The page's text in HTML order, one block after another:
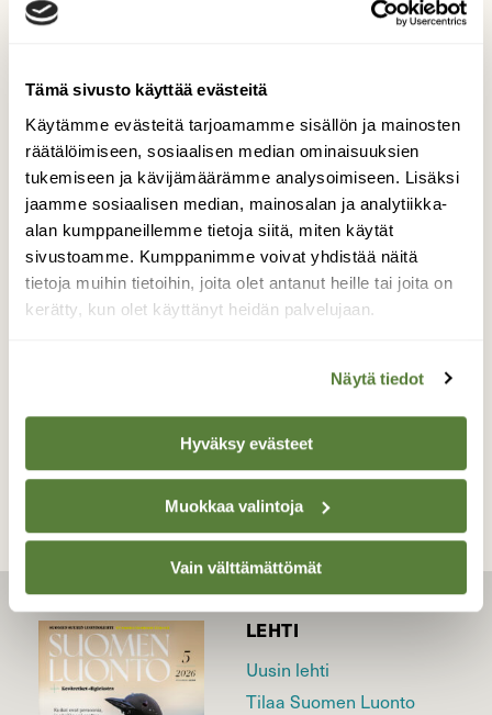
Tämä sivusto käyttää evästeitä
Käytämme evästeitä tarjoamamme sisällön ja mainosten
räätälöimiseen, sosiaalisen median ominaisuuksien
tukemiseen ja kävijämäärämme analysoimiseen. Lisäksi
jaamme sosiaalisen median, mainosalan ja analytiikka-
alan kumppaneillemme tietoja siitä, miten käytät
sivustoamme. Kumppanimme voivat yhdistää näitä
tietoja muihin tietoihin, joita olet antanut heille tai joita on
kerätty, kun olet käyttänyt heidän palvelujaan.
Näytä tiedot
Hyväksy evästeet
Muokkaa valintoja
Vain välttämättömät
Käpytikka
Eilen laitoin linnuille ruokintapaikan. Tänään
sain vieraaksi käpytikan
TAKAISIN LISTAAN
LEHTI
Uusin lehti
Tilaa Suomen Luonto